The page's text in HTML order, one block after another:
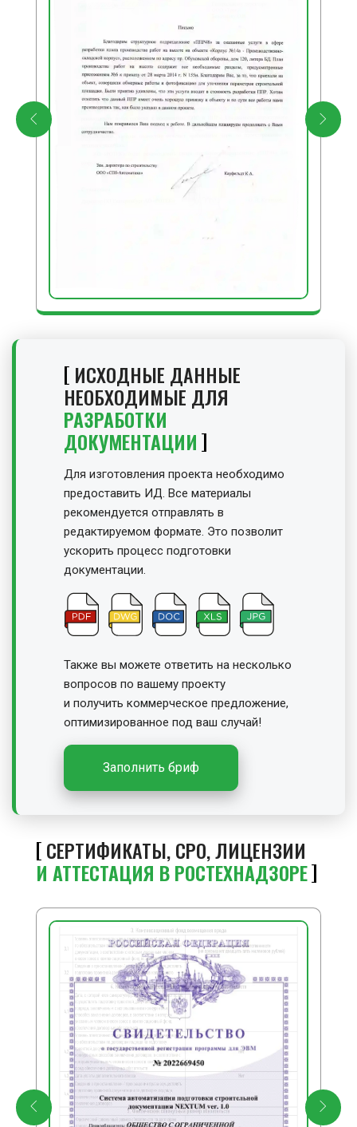
ИСХОДНЫЕ ДАННЫЕ
НЕОБХОДИМЫЕ ДЛЯ
РАЗРАБОТКИ
ДОКУМЕНТАЦИИ
Для изготовления проекта необходимо
предоставить ИД. Все материалы
рекомендуется отправлять в
редактируемом формате. Это позволит
ускорить процесс подготовки
документации.
Также вы можете ответить на несколько
вопросов по вашему проекту
и получить коммерческое предложение,
оптимизированное под ваш случай!
Заполнить бриф
СЕРТИФИКАТЫ, СРО, ЛИЦЕНЗИИ
И АТТЕСТАЦИЯ В РОСТЕХНАДЗОРЕ